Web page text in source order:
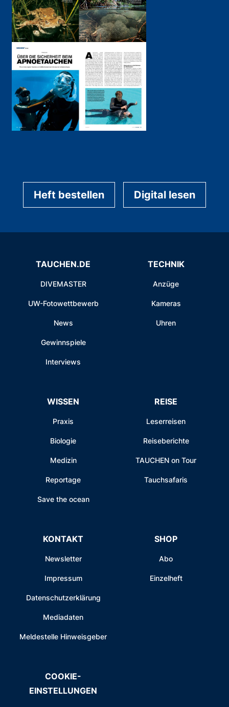
Heft bestellen Digital lesen
TAUCHEN.DE
DIVEMASTER
UW-Fotowettbewerb
News
Gewinnspiele
Interviews
TECHNIK
Anzüge
Kameras
Uhren
WISSEN
Praxis
Biologie
Medizin
Reportage
Save the ocean
REISE
Leserreisen
Reiseberichte
TAUCHEN on Tour
Tauchsafaris
KONTAKT
Newsletter
Impressum
Datenschutzerklärung
Mediadaten
Meldestelle Hinweisgeber
SHOP
Abo
Einzelheft
COOKIE-
EINSTELLUNGEN